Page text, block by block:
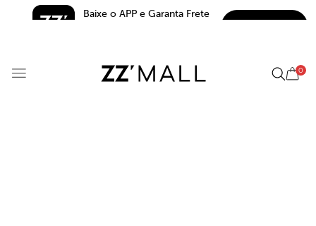
Baixe o APP e Garanta Frete
0